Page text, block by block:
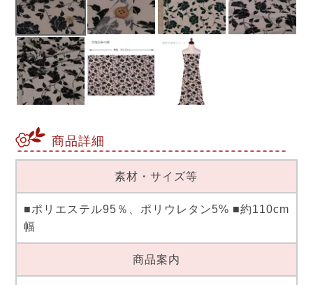
商品詳細
素材・サイズ等
■ポリエステル95％、ポリウレタン5% ■約110cm
幅
商品案内